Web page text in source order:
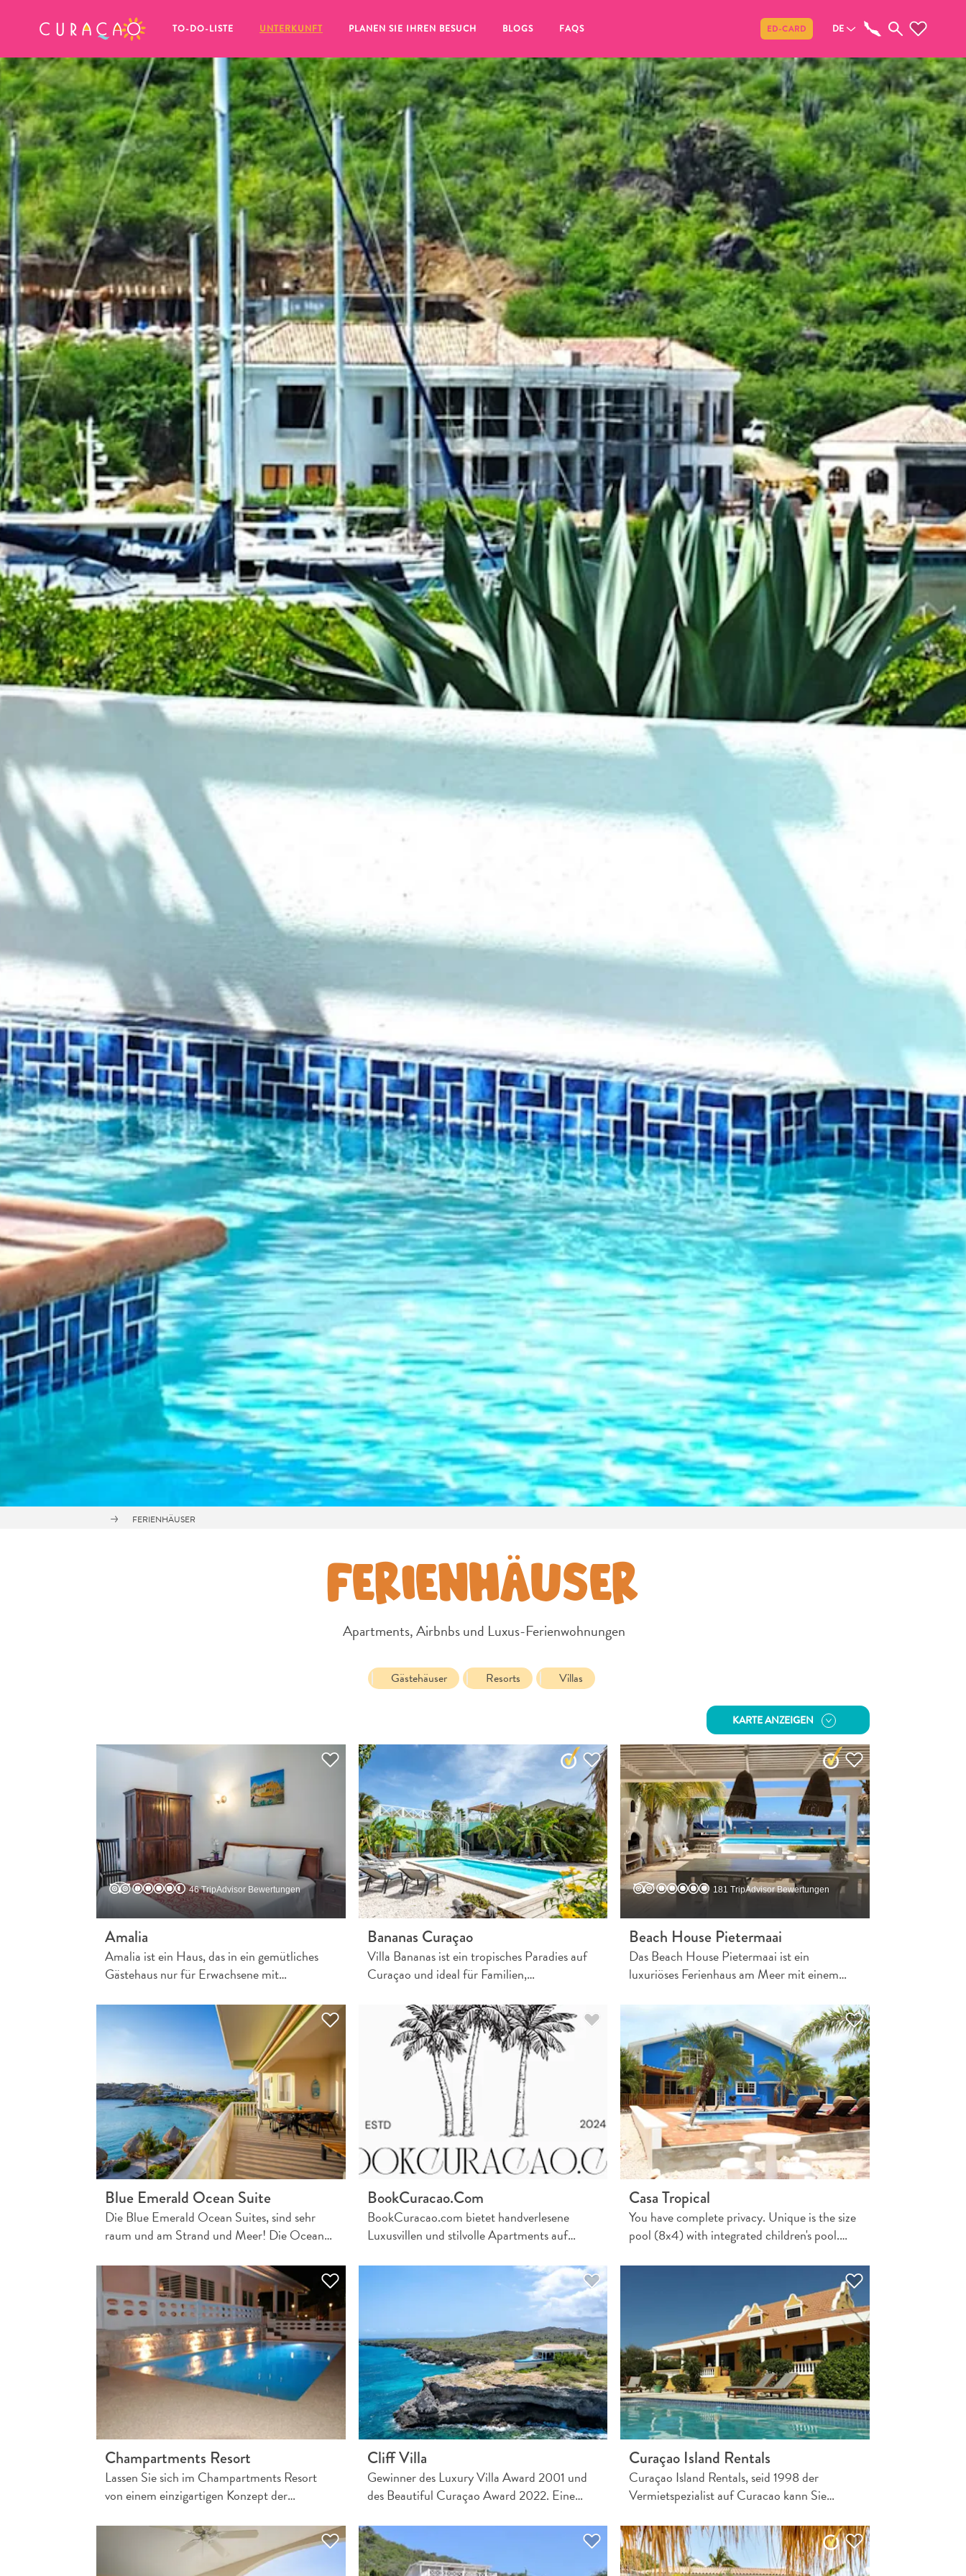
TO-DO-LISTE UNTERKUNFT PLANEN SIE IHREN BESUCH BLOGS FAQS ED-CARD DE
FERIENHÄUSER
FERIENHÄUSER
Apartments, Airbnbs und Luxus-Ferienwohnungen
Gästehäuser Resorts Villas
KARTE ANZEIGEN
46 TripAdvisor Bewertungen
Amalia
Amalia ist ein Haus, das in ein gemütliches
Gästehaus nur für Erwachsene mit…
Bananas Curaçao
Villa Bananas ist ein tropisches Paradies auf
Curaçao und ideal für Familien,…
181 TripAdvisor Bewertungen
Beach House Pietermaai
Das Beach House Pietermaai ist ein
luxuriöses Ferienhaus am Meer mit einem…
Blue Emerald Ocean Suite
Die Blue Emerald Ocean Suites, sind sehr
raum und am Strand und Meer! Die Ocean…
BookCuracao.com
BookCuracao.com bietet handverlesene
Luxusvillen und stilvolle Apartments auf…
Casa Tropical
You have complete privacy. Unique is the size
pool (8x4) with integrated children's pool.…
Champartments Resort
Lassen Sie sich im Champartments Resort
von einem einzigartigen Konzept der…
Cliff Villa
Gewinner des Luxury Villa Award 2001 und
des Beautiful Curaçao Award 2022. Eine…
Curaçao Island Rentals
Curaçao Island Rentals, seid 1998 der
Vermietspezialist auf Curacao kann Sie…
MEINE FAVORITEN Teilen
Es schaut so aus, als ob Sie noch
keine Lieblingsorte in Curaçao
gespeichert haben.
Wenn Sie etwas für später speichern möchten, klicken Sie auf das
LINK KOPIEREN